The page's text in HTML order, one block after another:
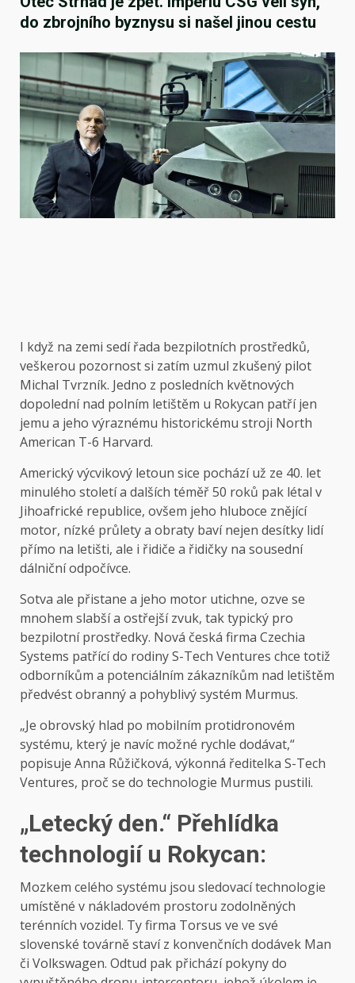
do zbrojního byznysu si našel jinou cestu
I když na zemi sedí řada bezpilotních prostředků,
veškerou pozornost si zatím uzmul zkušený pilot
Michal Tvrzník. Jedno z posledních květnových
dopolední nad polním letištěm u Rokycan patří jen
jemu a jeho výraznému historickému stroji North
American T-6 Harvard.
Americký výcvikový letoun sice pochází už ze 40. let
minulého století a dalších téměř 50 roků pak létal v
Jihoafrické republice, ovšem jeho hluboce znějící
motor, nízké průlety a obraty baví nejen desítky lidí
přímo na letišti, ale i řidiče a řidičky na sousední
dálniční odpočívce.
Sotva ale přistane a jeho motor utichne, ozve se
mnohem slabší a ostřejší zvuk, tak typický pro
bezpilotní prostředky. Nová česká firma Czechia
Systems patřící do rodiny S-Tech Ventures chce totiž
odborníkům a potenciálním zákazníkům nad letištěm
předvést obranný a pohyblivý systém Murmus.
„Je obrovský hlad po mobilním protidronovém
systému, který je navíc možné rychle dodávat,“
popisuje Anna Růžičková, výkonná ředitelka S-Tech
Ventures, proč se do technologie Murmus pustili.
„Letecký den.“ Přehlídka
technologií u Rokycan:
Mozkem celého systému jsou sledovací technologie
umístěné v nákladovém prostoru zodolněných
terénních vozidel. Ty firma Torsus ve ve své
slovenské továrně staví z konvenčních dodávek Man
či Volkswagen. Odtud pak přichází pokyny do